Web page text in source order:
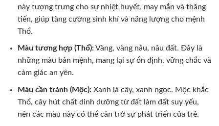
này tượng trưng cho sự nhiệt huyết, may mắn và thăng
tiến, giúp tăng cường sinh khí và năng lượng cho mệnh
Thổ.
Màu tương hợp (Thổ):Vàng, vàng nâu, nâu đất. Đây là
những màu bản mệnh, mang lại sự ổn định, vững chắc và
cảm giác an yên.
Màu cần tránh (Mộc):Xanh lá cây, xanh ngọc. Mộc khắc
Thổ, cây hút chất dinh dưỡng từ đất làm đất suy yếu,
nên các màu này có thể cản trở sự phát triển của trẻ.